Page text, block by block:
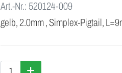
Art.-Nr.: 520124-009
gelb, 2.0mm , Simplex-Pigtail,